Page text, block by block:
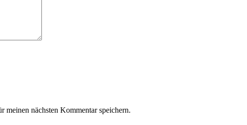
nächsten Kommentar speichern.